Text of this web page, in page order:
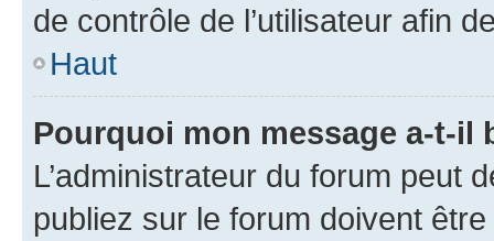
de contrôle de l’utilisateur afin
Haut
Pourquoi mon message a-t-il
L’administrateur du forum peut
publiez sur le forum doivent